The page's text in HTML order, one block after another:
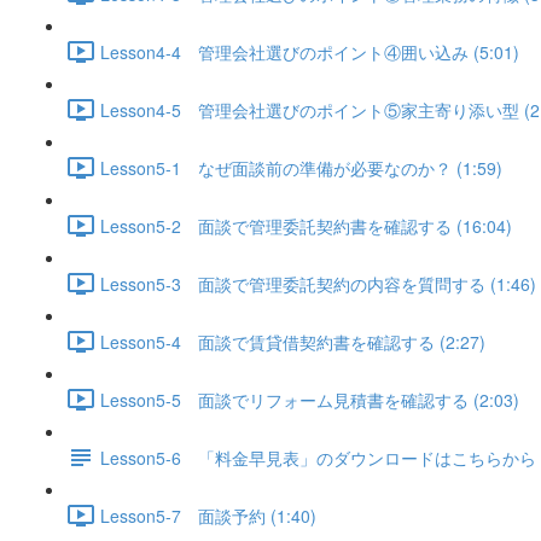
Lesson4-4 管理会社選びのポイント④囲い込み (5:01)
Lesson4-5 管理会社選びのポイント⑤家主寄り添い型
Lesson5-1 なぜ面談前の準備が必要なのか？ (1:59)
Lesson5-2 面談で管理委託契約書を確認する (16:04)
Lesson5-3 面談で管理委託契約の内容を質問する (1:46)
Lesson5-4 面談で賃貸借契約書を確認する (2:27)
Lesson5-5 面談でリフォーム見積書を確認する (2:03)
Lesson5-6 「料金早見表」のダウンロードはこちらから
Lesson5-7 面談予約 (1:40)